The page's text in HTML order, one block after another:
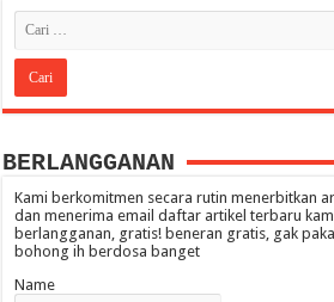
BERLANGGANAN
Kami berkomitmen secara rutin menerbitkan
dan menerima email daftar artikel terbaru
berlangganan, gratis! beneran gratis, gak
bohong ih berdosa banget
Name